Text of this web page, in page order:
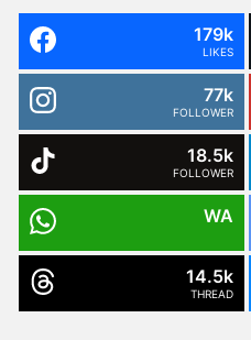
179k
LIKES
77k
FOLLOWER
18.5k
FOLLOWER
WA
14.5k
THREAD